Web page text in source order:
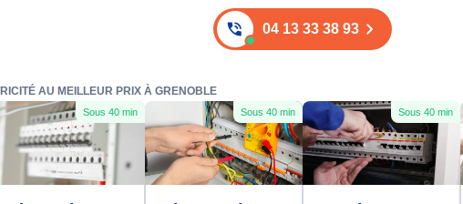
04 13 33 38 93
AU MEILLEUR PRIX À GRENOBLE
Sous 40 min Sous 40 min Sous 40 min